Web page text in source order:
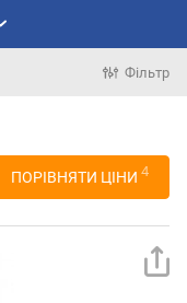
Фільтр
ПОРІВНЯТИ ЦІНИ 4